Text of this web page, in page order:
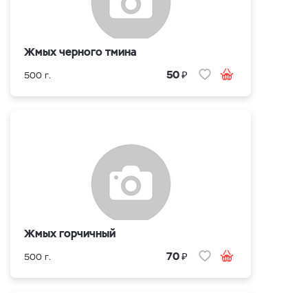
Жмых черного тмина
500 г. 50₽
Жмых горчичный
500 г. 70₽